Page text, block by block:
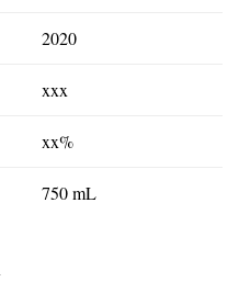
2020
xxx
xx%
750 mL